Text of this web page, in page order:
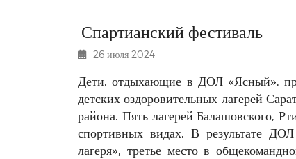
Спартианский фестиваль
26 июля 2024
Дети, отдыхающие в ДОЛ «Ясный»,
детских оздоровительных лагерей
района. Пять лагерей Балашовского,
спортивных видах. В результате
лагеря», третье место в